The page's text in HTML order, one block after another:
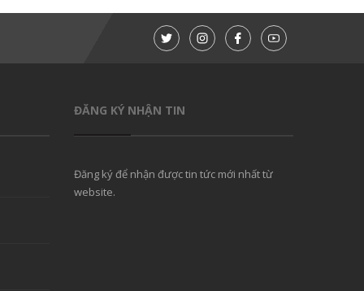
ĐĂNG KÝ NHẬN TIN
Đăng ký để nhận được tin tức mới nhất từ
website.